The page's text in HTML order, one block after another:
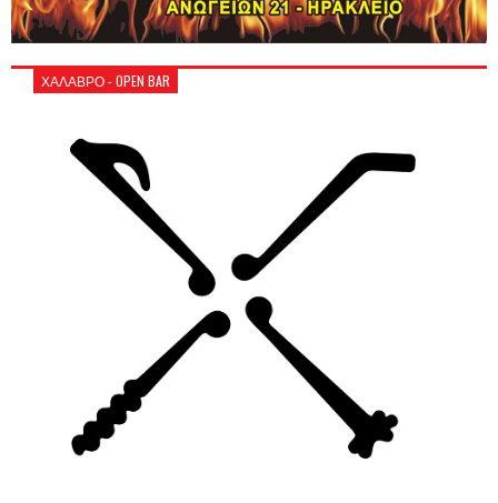
ΧΑΛΑΒΡΟ - OPEN BAR